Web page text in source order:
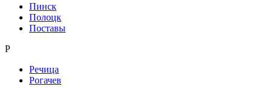
Пинск
Полоцк
Поставы
Р
Речица
Рогачев